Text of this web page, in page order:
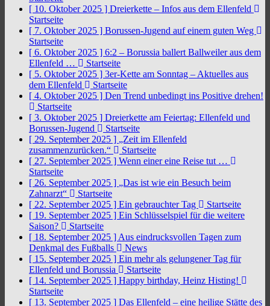
[ 10. Oktober 2025 ] Dreierkette – Infos aus dem Ellenfeld
Startseite
[ 7. Oktober 2025 ] Borussen-Jugend auf einem guten Weg
Startseite
[ 6. Oktober 2025 ] 6:2 – Borussia ballert Ballweiler aus dem
Ellenfeld …
Startseite
[ 5. Oktober 2025 ] 3er-Kette am Sonntag – Aktuelles aus
dem Ellenfeld
Startseite
[ 4. Oktober 2025 ] Den Trend unbedingt ins Positive drehen!
Startseite
[ 3. Oktober 2025 ] Dreierkette am Feiertag: Ellenfeld und
Borussen-Jugend
Startseite
[ 29. September 2025 ] „Zeit im Ellenfeld
zusammenzurücken.“
Startseite
[ 27. September 2025 ] Wenn einer eine Reise tut …
Startseite
[ 26. September 2025 ] „Das ist wie ein Besuch beim
Zahnarzt“
Startseite
[ 22. September 2025 ] Ein gebrauchter Tag
Startseite
[ 19. September 2025 ] Ein Schlüsselspiel für die weitere
Saison?
Startseite
[ 18. September 2025 ] Aus eindrucksvollen Tagen zum
Denkmal des Fußballs
News
[ 15. September 2025 ] Ein mehr als gelungener Tag für
Ellenfeld und Borussia
Startseite
[ 14. September 2025 ] Happy birthday, Heinz Histing!
Startseite
[ 13. September 2025 ] Das Ellenfeld – eine heilige Stätte des